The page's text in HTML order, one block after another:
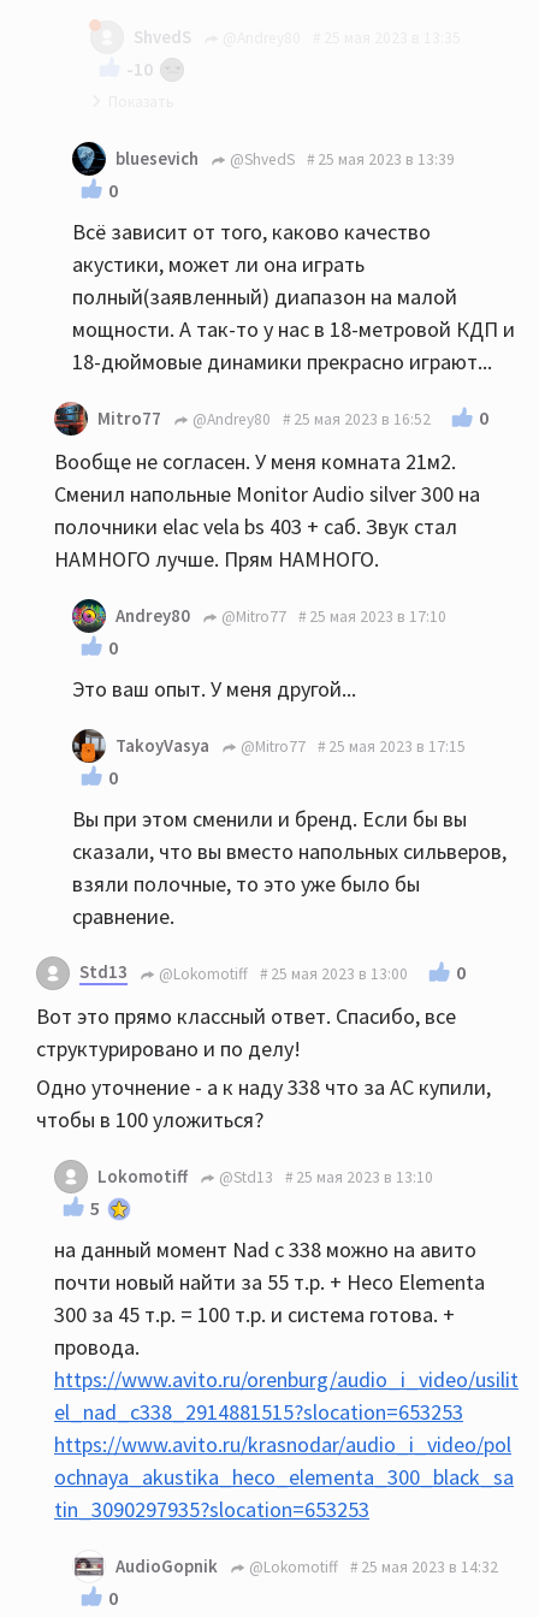
мое имхо: до 20-22 квм никаких напольников...
ShvedS
-10
Так и я Вам ни в коем случае не претензию :)
bluesevich @ShvedS 25 мая 2023 в 13:39
0
Всё зависит от того, каково качество
акустики, может ли она играть
полный(заявленный) диапазон на малой
мощности. А так-то у нас в 18-метровой КДП и
18-дюймовые динамики прекрасно играют...
Mitro77 @Andrey80 25 мая 2023 в 16:52 0
Вообще не согласен. У меня комната 21м2.
Сменил напольные Monitor Audio silver 300 на
полочники elac vela bs 403 + саб. Звук стал
НАМНОГО лучше. Прям НАМНОГО.
Andrey80 @Mitro77 25 мая 2023 в 17:10
0
Это ваш опыт. У меня другой...
TakoyVasya @Mitro77 25 мая 2023 в 17:15
0
Вы при этом сменили и бренд. Если бы вы
сказали, что вы вместо напольных сильверов,
взяли полочные, то это уже было бы
сравнение.
Std13 @Lokomotiff 25 мая 2023 в 13:00 0
Вот это прямо классный ответ. Спасибо, все
структурировано и по делу!
Одно уточнение - а к наду 338 что за АС купили,
чтобы в 100 уложиться?
Lokomotiff @Std13 25 мая 2023 в 13:10
5
на данный момент Nad c 338 можно на авито
почти новый найти за 55 т.р. + Heco Elementa
300 за 45 т.р. = 100 т.р. и система готова. +
провода.
https://www.avito.ru/orenburg/audio_i_video/usilit
el_nad_c338_2914881515?slocation=653253
https://www.avito.ru/krasnodar/audio_i_video/pol
ochnaya_akustika_heco_elementa_300_black_sa
tin_3090297935?slocation=653253
AudioGopnik @Lokomotiff 25 мая 2023 в 14:32
0